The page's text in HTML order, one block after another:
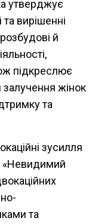
утверджує
вирішенні
й
підкреслює
залучення жінок
та
зусилля
«Невидимий
та